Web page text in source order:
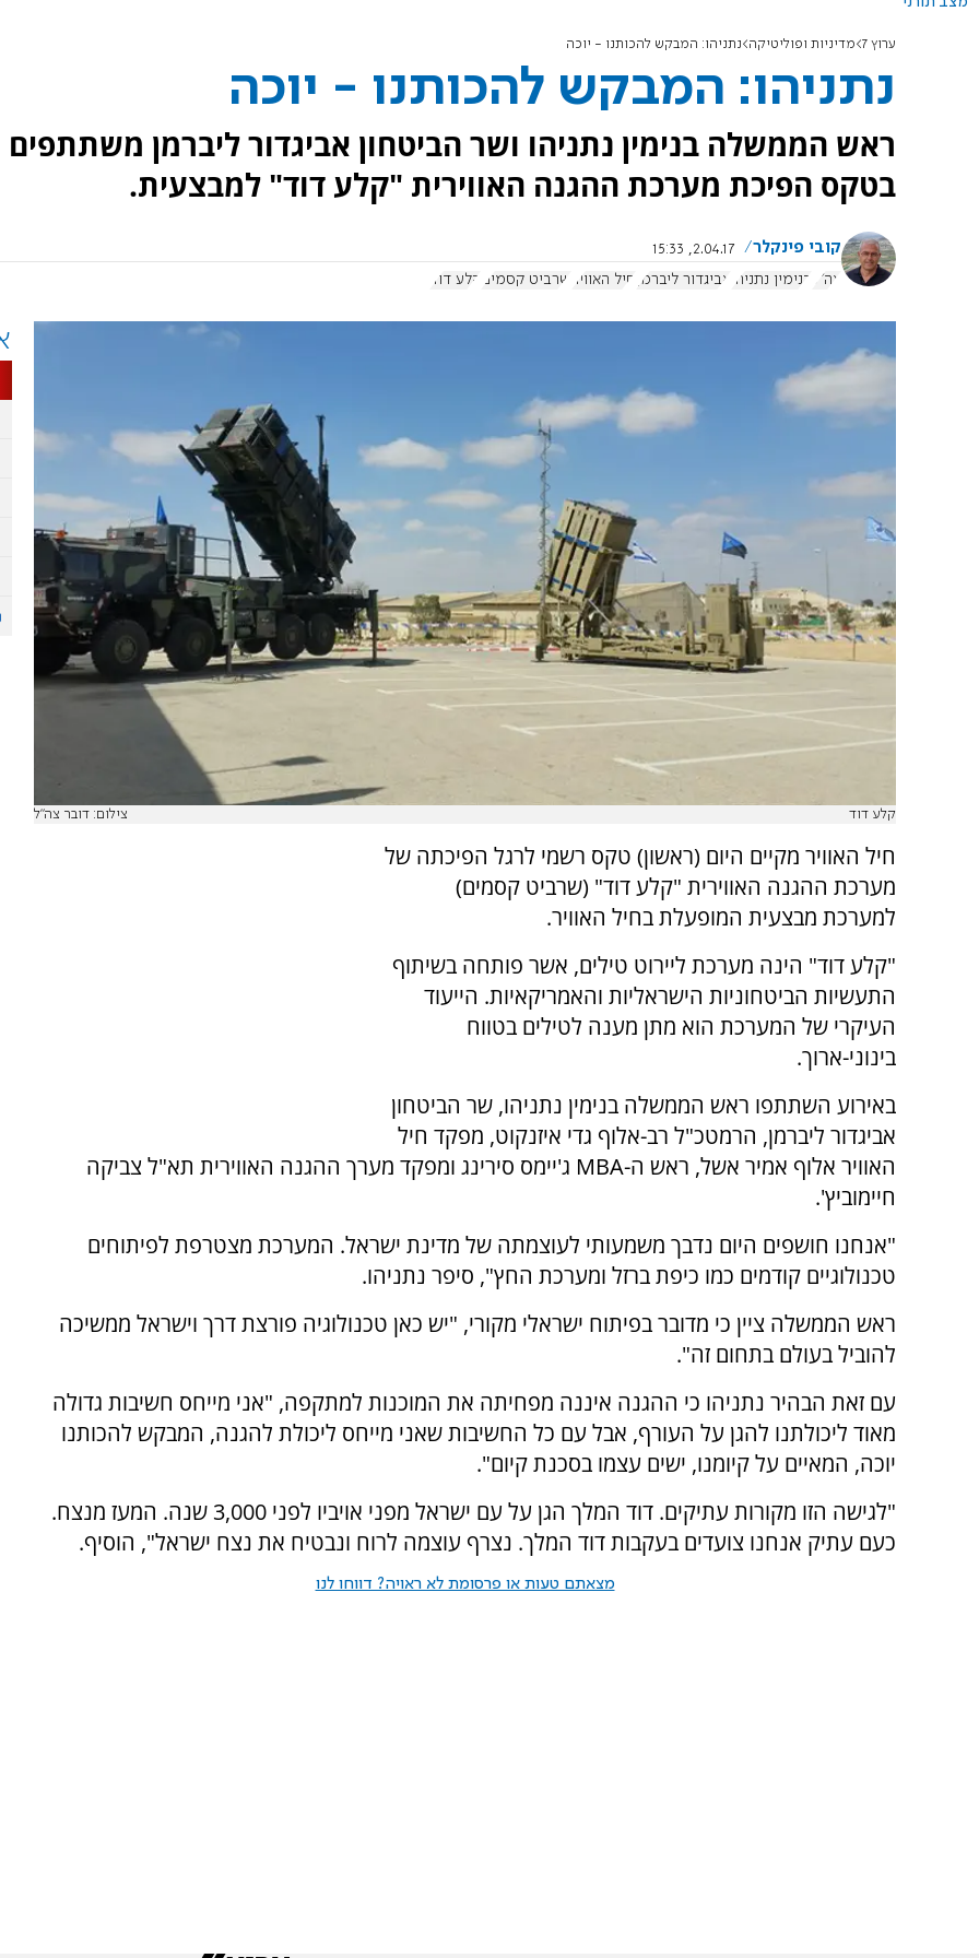
ערוץ 7 מדיניות ופוליטיקה נתניהו: המבקש להכותנו - יוכה
נתניהו: המבקש להכותנו - יוכה
ראש הממשלה בנימין נתניהו ושר הביטחון אביגדור ליברמן משתתפים
בטקס הפיכת מערכת ההגנה האווירית "קלע דוד" למבצעית.
קובי פינקלר
2.04.17, 15:33
צה"ל
בנימין נתניהו אביגדור ליברמן חיל האוויר שרביט קסמים קלע דוד
קלע דוד צילום: דובר צה"ל
חיל האוויר מקיים היום (ראשון) טקס רשמי לרגל הפיכתה של
מערכת ההגנה האווירית "קלע דוד" (שרביט קסמים)
למערכת מבצעית המופעלת בחיל האוויר.
"קלע דוד" הינה מערכת ליירוט טילים, אשר פותחה בשיתוף
התעשיות הביטחוניות הישראליות והאמריקאיות. הייעוד
העיקרי של המערכת הוא מתן מענה לטילים בטווח
בינוני-ארוך.
באירוע השתתפו ראש הממשלה בנימין נתניהו, שר הביטחון
אביגדור ליברמן, הרמטכ"ל רב-אלוף גדי איזנקוט, מפקד חיל
האוויר אלוף אמיר אשל, ראש ה-MBA ג'יימס סירינג ומפקד מערך ההגנה האווירית תא"ל צביקה
חיימוביץ'.
"אנחנו חושפים היום נדבך משמעותי לעוצמתה של מדינת ישראל. המערכת מצטרפת לפיתוחים
טכנולוגיים קודמים כמו כיפת ברזל ומערכת החץ", סיפר נתניהו.
ראש הממשלה ציין כי מדובר בפיתוח ישראלי מקורי, "יש כאן טכנולוגיה פורצת דרך וישראל ממשיכה
להוביל בעולם בתחום זה".
עם זאת הבהיר נתניהו כי ההגנה איננה מפחיתה את המוכנות למתקפה, "אני מייחס חשיבות גדולה
מאוד ליכולתנו להגן על העורף, אבל עם כל החשיבות שאני מייחס ליכולת להגנה, המבקש להכותנו
יוכה, המאיים על קיומנו, ישים עצמו בסכנת קיום".
"לגישה הזו מקורות עתיקים. דוד המלך הגן על עם ישראל מפני אויביו לפני 3,000 שנה. המעז מנצח.
כעם עתיק אנחנו צועדים בעקבות דוד המלך. נצרף עוצמה לרוח ונבטיח את נצח ישראל", הוסיף.
מצאתם טעות או פרסומת לא ראויה? דווחו לנו